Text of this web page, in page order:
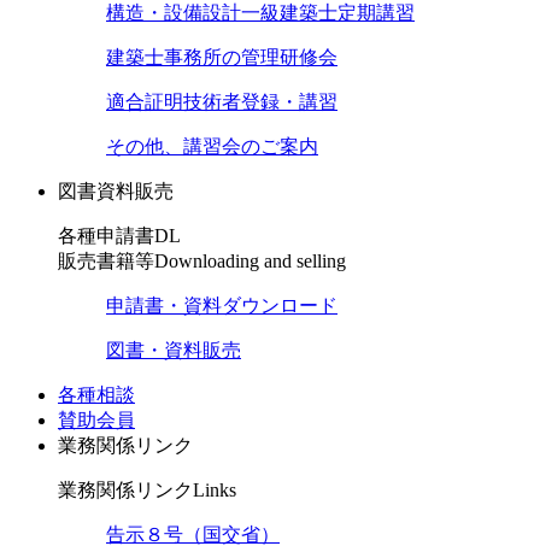
構造・設備設計一級建築士定期講習
建築士事務所の管理研修会
適合証明技術者登録・講習
その他、講習会のご案内
図書資料販売
各種申請書DL
販売書籍等Downloading and selling
申請書・資料ダウンロード
図書・資料販売
各種相談
賛助会員
業務関係リンク
業務関係リンクLinks
告示８号（国交省）